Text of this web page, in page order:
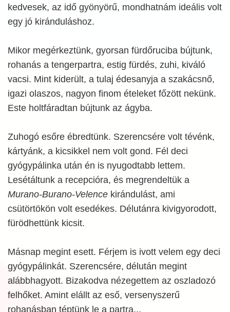
kedvesek, az idő gyönyörű, mondhatnám ideális volt
egy jó kiránduláshoz.
Mikor megérkeztünk, gyorsan fürdőruciba bújtunk,
rohanás a tengerpartra, estig fürdés, zuhi, kiváló
vacsi. Mint kiderült, a tulaj édesanyja a szakácsnő,
igazi olaszos, nagyon finom ételeket főzött nekünk.
Este holtfáradtan bújtunk az ágyba.
Zuhogó esőre ébredtünk. Szerencsére volt tévénk,
kártyánk, a kicsikkel nem volt gond. Fél deci
gyógypálinka után én is nyugodtabb lettem.
Lesétáltunk a recepcióra, és megrendeltük a
Murano-Burano-Velence kirándulást, ami
csütörtökön volt esedékes. Délutánra kivigyorodott,
fürödhettünk kicsit.
Másnap megint esett. Férjem is ivott velem egy deci
gyógypálinkát. Szerencsére, délután megint
alábbhagyott. Bizakodva nézegettem az oszladozó
felhőket. Amint elállt az eső, versenyszerű
rohanásban téptünk le a partra...